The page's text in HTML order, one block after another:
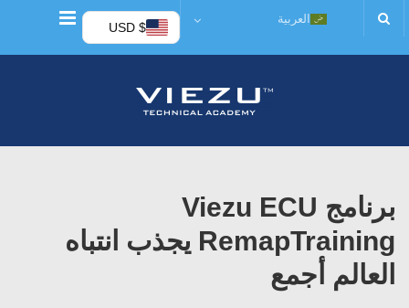
قائمة $ USD
العربية
برنامج Viezu ECU
RemapTraining يجذب انتباه
العالم أجمع